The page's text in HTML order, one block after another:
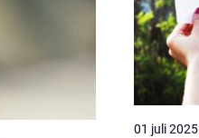
01 juli 2025